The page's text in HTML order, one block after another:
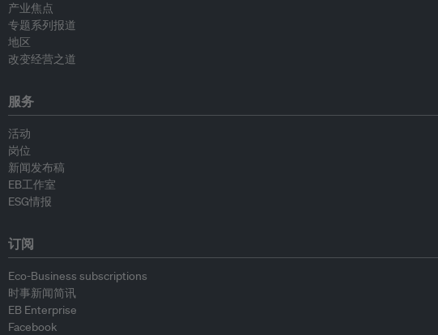
产业焦点
专题系列报道
地区
改变经营之道
服务
活动
岗位
新闻发布稿
EB工作室
ESG情报
订阅
Eco-Business subscriptions
时事新闻简讯
EB Enterprise
Facebook